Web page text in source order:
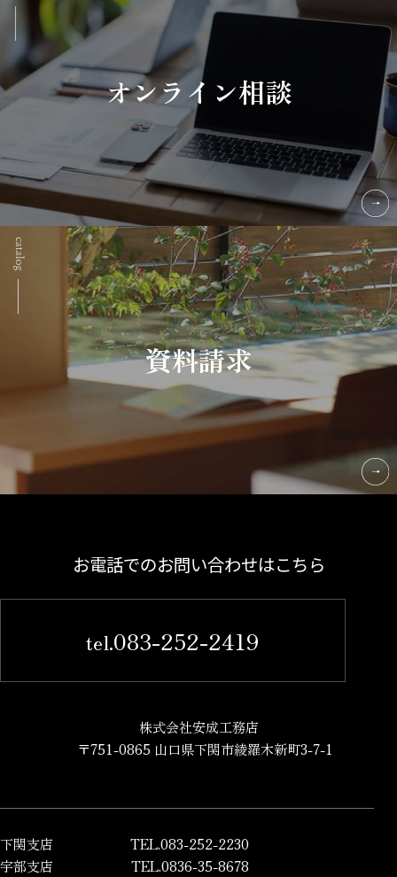
オンライン相談
資料請求
お電話でのお問い合わせはこちら
tel.083-252-2419
株式会社安成工務店
〒751-0865 山口県下関市綾羅木新町3-7-1
下関支店
TEL.083-252-2230
宇部支店
TEL.0836-35-8678